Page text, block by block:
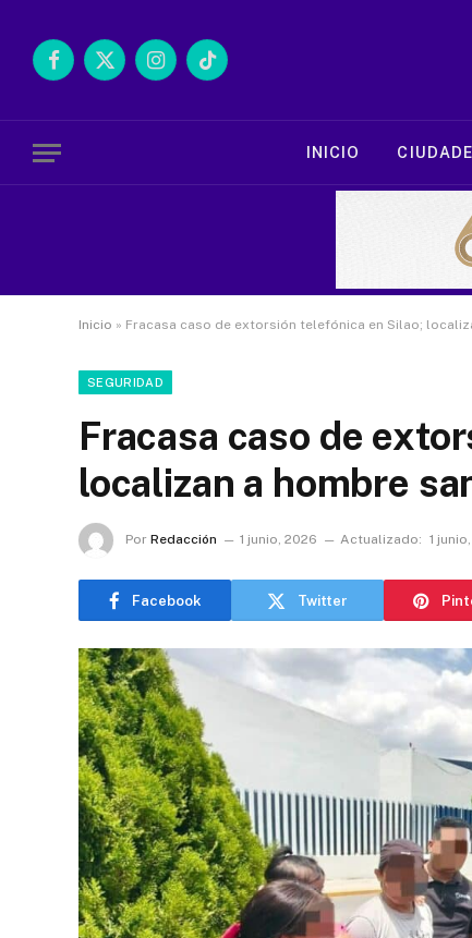
Facebook
X
InstagramTikTok
INICIO
Inicio » Fracasa caso de extorsión telefónica en Silao;
SEGURIDAD
Fracasa caso de
localizan a hombre
Por Redacción 1 junio, 2026 Actualizado: 1
Facebook Twitter